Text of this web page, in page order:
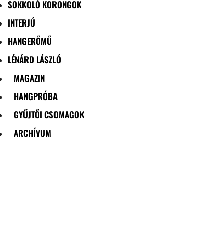
SOKKOLÓ KORONGOK
INTERJÚ
HANGERŐMŰ
LÉNÁRD LÁSZLÓ
MAGAZIN
HANGPRÓBA
GYŰJTŐI CSOMAGOK
ARCHÍVUM